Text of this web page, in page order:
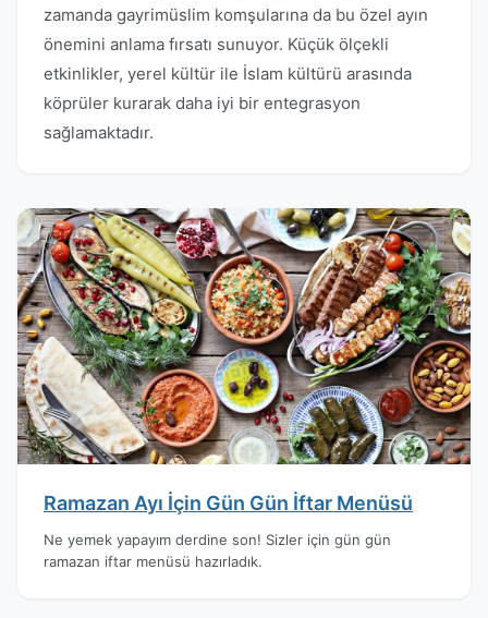
zamanda gayrimüslim komşularına da bu özel ayın
önemini anlama fırsatı sunuyor. Küçük ölçekli
etkinlikler, yerel kültür ile İslam kültürü arasında
köprüler kurarak daha iyi bir entegrasyon
sağlamaktadır.
Ramazan Ayı İçin Gün Gün İftar Menüsü
Ne yemek yapayım derdine son! Sizler için gün gün
ramazan iftar menüsü hazırladık.